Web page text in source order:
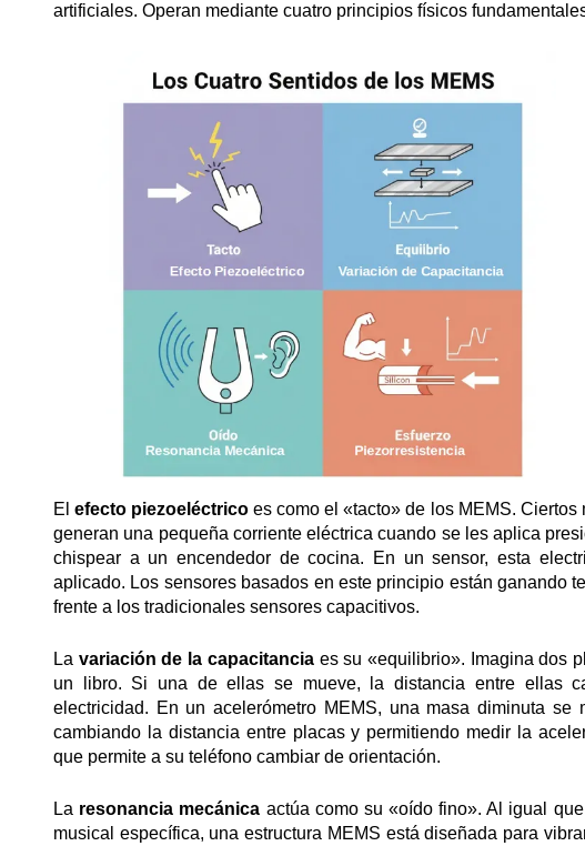
artificiales. Operan mediante cuatro principios físicos
Elefecto piezoeléctrico es como el «tacto» de los MEMS.
generan una pequeña corriente eléctrica cuando se les aplica
chispear a un encendedor de cocina. En un sensor, esta
aplicado. Los sensores basados en este principio están ganando
frente a los tradicionales sensores capacitivos.
La variación de la capacitanciaes su «equilibrio». Imagina dos
un libro. Si una de ellas se mueve, la distancia entre ellas
electricidad. En un acelerómetro MEMS, una masa diminuta
cambiando la distancia entre placas y permitiendo medir la
que permite a su teléfono cambiar de orientación.
La resonancia mecánica actúa como su «oído fino». Al igual
musical específica, una estructura MEMS está diseñada para